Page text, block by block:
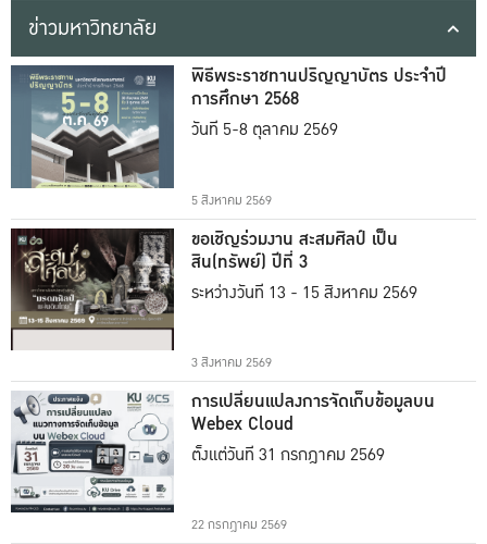
ข่าวมหาวิทยาลัย
พิธีพระราชทานปริญญาบัตร ประจำปี
การศึกษา 2568
วันที่ 5-8 ตุลาคม 2569
5 สิงหาคม 2569
ขอเชิญร่วมงาน สะสมศิลป์ เป็น
สิน(ทรัพย์) ปีที่ 3
ระหว่างวันที่ 13 - 15 สิงหาคม 2569
3 สิงหาคม 2569
การเปลี่ยนแปลงการจัดเก็บข้อมูลบน
Webex Cloud
ตั้งแต่วันที่ 31 กรกฎาคม 2569
22 กรกฎาคม 2569